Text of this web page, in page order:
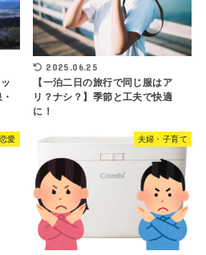
2025.06.25
【一泊二日の旅行で同じ服はア
リ？ナシ？】季節と工夫で快適
に！
愛 夫婦・子育て